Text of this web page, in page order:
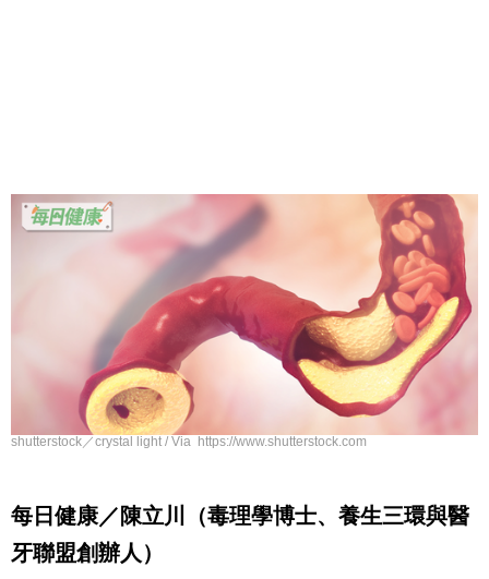
shutterstock／crystal light / Via https://www.shutterstock.com
每日健康／陳立川（毒理學博士、養生三環與醫
牙聯盟創辦人）